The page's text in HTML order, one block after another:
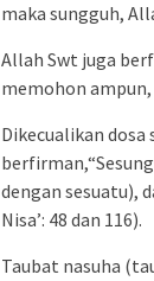
maka sungguh,
Allah Swt juga
memohon ampun,
Dikecualikan
dengan sesuatu),
Nisa’: 48 dan 116).
Taubat nasuha